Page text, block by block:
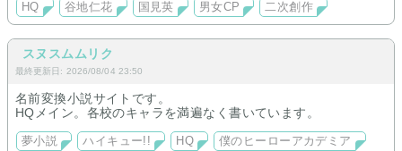
HQ 谷地仁花 国見英 男女CP 二次創作
スヌスムムリク
最終更新日: 2026/08/04 23:50
名前変換小説サイトです。
HQメイン。各校のキャラを満遍なく書いています。
夢小説 ハイキュー!! HQ
僕のヒーローアカデミア